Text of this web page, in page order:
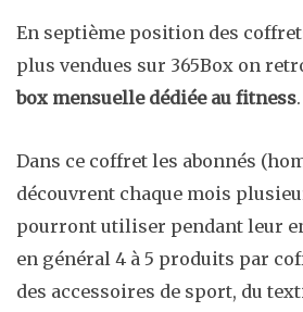
En septième position des
plus vendues sur 365Box on
box mensuelle dédiée au fitness.
Dans ce coffret les abonnés
découvrent chaque mois
pourront utiliser pendant leur
en général 4 à 5 produits par
des accessoires de sport, du